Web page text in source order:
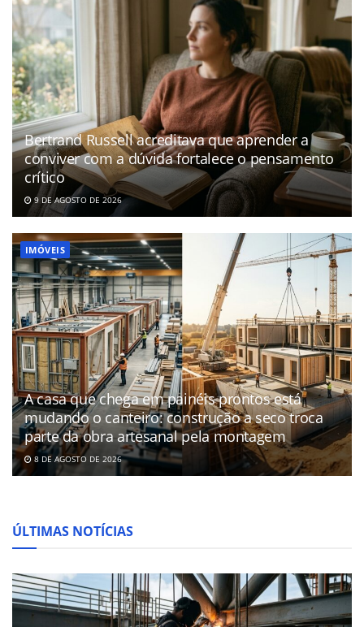
Bertrand Russell acreditava que aprender a
conviver com a dúvida fortalece o pensamento
crítico
9 DE AGOSTO DE 2026
IMÓVEIS
A casa que chega em painéis prontos está
mudando o canteiro: construção a seco troca
parte da obra artesanal pela montagem
8 DE AGOSTO DE 2026
ÚLTIMAS NOTÍCIAS